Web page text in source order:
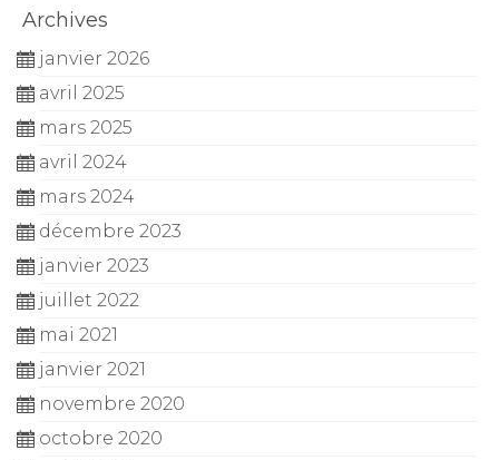
Archives
janvier 2026
avril 2025
mars 2025
avril 2024
mars 2024
décembre 2023
janvier 2023
juillet 2022
mai 2021
janvier 2021
novembre 2020
octobre 2020